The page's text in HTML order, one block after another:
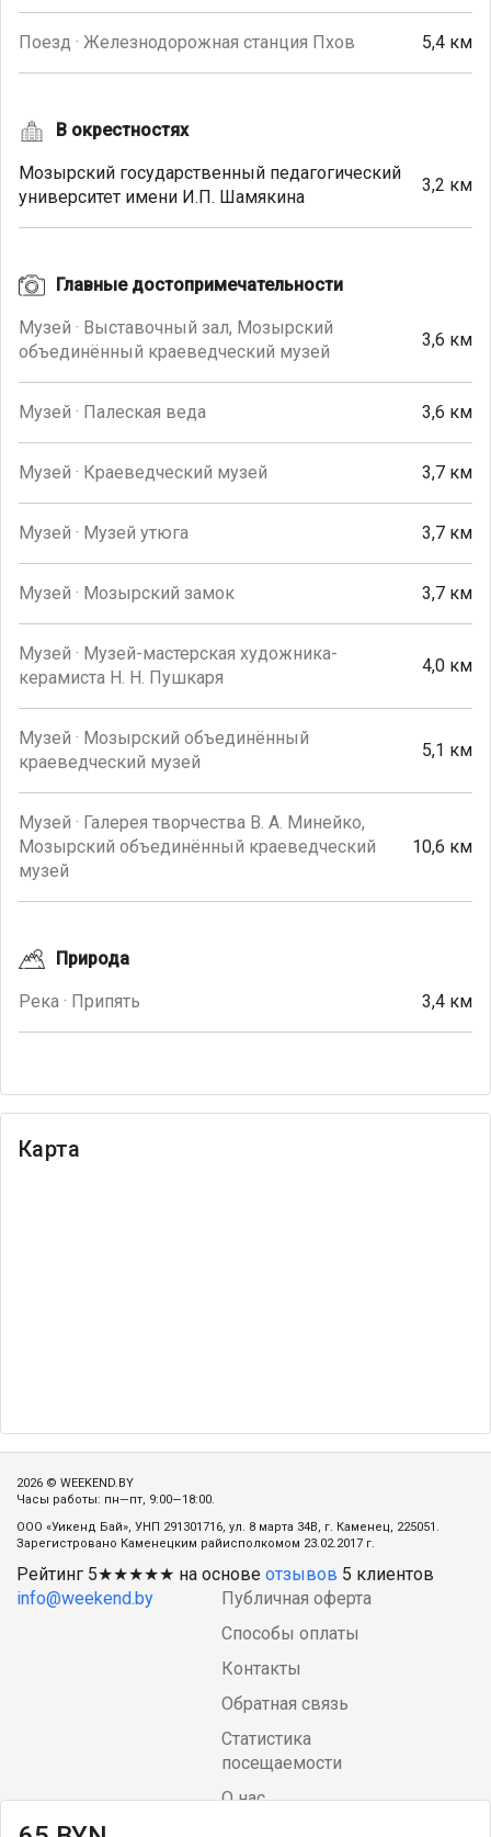
Поезд · Железнодорожная станция Пхов 5,4 км
В окрестностях
Мозырский государственный педагогический
университет имени И.П. Шамякина
3,2 км
Главные достопримечательности
Музей · Выставочный зал, Мозырский
объединённый краеведческий музей
3,6 км
Музей · Палеская веда 3,6 км
Музей · Краеведческий музей 3,7 км
Музей · Музей утюга 3,7 км
Музей · Мозырский замок 3,7 км
Музей · Музей-мастерская художника-
керамиста Н. Н. Пушкаря
4,0 км
Музей · Мозырский объединённый
краеведческий музей
5,1 км
Музей · Галерея творчества В. А. Минейко,
Мозырский объединённый краеведческий
музей
10,6 км
Природа
Река · Припять 3,4 км
Карта
2026 © WEEKEND.BY
Часы работы: пн—пт, 9:00—18:00.
ООО «Уикенд Бай», УНП 291301716, ул. 8 марта 34В, г. Каменец, 225051.
Зарегистровано Каменецким райисполкомом 23.02.2017 г.
Рейтинг 5★★★★★ на основе отзывов 5 клиентов
info@weekend.by
Публичная оферта
Способы оплаты
Контакты
Обратная связь
Статистика
посещаемости
О нас